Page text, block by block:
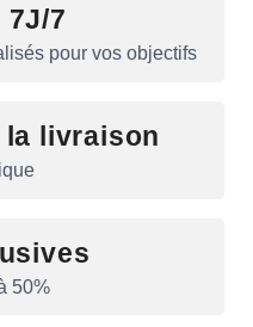
7
pour vos objectifs
la livraison
50%